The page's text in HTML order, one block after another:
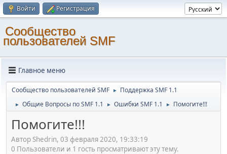
Войти Регистрация
Cообщество
пользователей SMF
Главное меню
Cообщество пользователей SMF ► Поддержка SMF 1.1
► Общие Вопросы по SMF 1.1 ► Ошибки SMF 1.1 ► Помогите!!!
Помогите!!!
Автор Shedrin, 03 февраля 2020, 19:33:19
0 Пользователи и 1 гость просматривают эту тему.